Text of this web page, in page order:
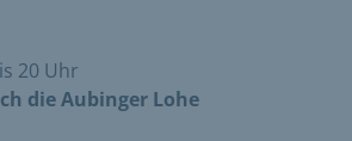
20 Uhr
die Aubinger Lohe